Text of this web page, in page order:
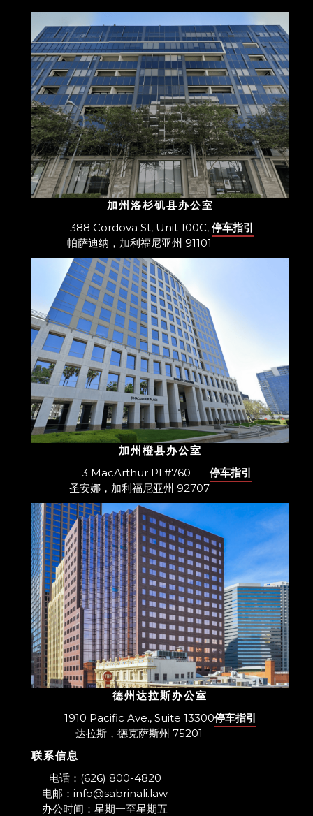
加州洛杉矶县办公室
388 Cordova St, Unit 100C,
帕萨迪纳，加利福尼亚州 91101
停车指引
加州橙县办公室
3 MacArthur Pl #760
圣安娜，加利福尼亚州 92707
停车指引
德州达拉斯办公室
1910 Pacific Ave., Suite 13300
达拉斯，德克萨斯州 75201
停车指引
联系信息
​电话：(626) 800-4820
电邮：info@sabrinali.law
办公时间：星期一至星期五